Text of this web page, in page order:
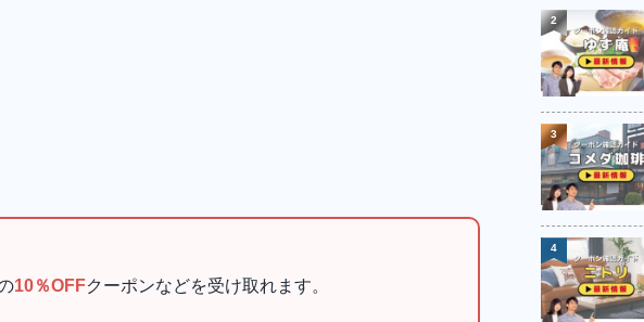
10％OFFクーポンなどを受け取れます。
2
3
4